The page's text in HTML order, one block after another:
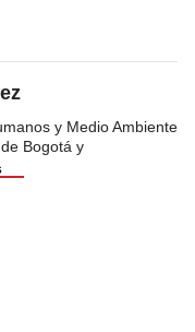
y Medio Ambiente
Bogotá y